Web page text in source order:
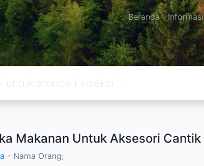
Beranda Informasi
Makanan Untuk Aksesori Cantik
- Nama Orang;